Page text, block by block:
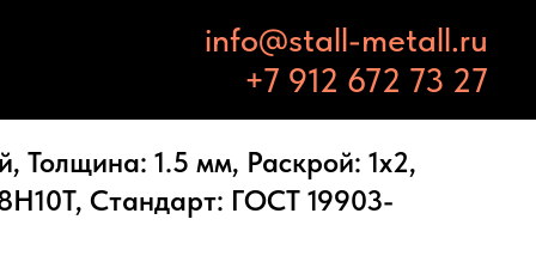
info@stall-metall.ru
+7 912 672 73 27
Толщина: 1.5 мм, Раскрой: 1х2,
Стандарт: ГОСТ 19903-